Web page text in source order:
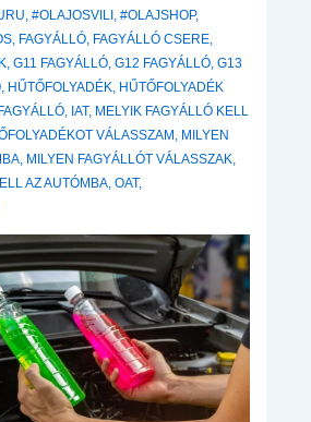
, #OLAJOSVILI, #OLAJSHOP,
, FAGYÁLLÓ, FAGYÁLLÓ CSERE,
, G11 FAGYÁLLÓ, G12 FAGYÁLLÓ, G13
, HŰTŐFOLYADÉK, HŰTŐFOLYADÉK
, IAT, MELYIK FAGYÁLLÓ KELL
VÁLASSZAM, MILYEN
, MILYEN FAGYÁLLÓT VÁLASSZAK,
AZ AUTÓMBA, OAT,